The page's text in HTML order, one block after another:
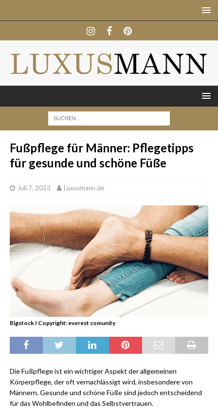
Fußpflege für Männer: Pflegetipps
für gesunde und schöne Füße
Juli 7, 2023 Luxusmann.de
Bigstock I Copyright: everest comunity
Die Fußpflege ist ein wichtiger Aspekt der allgemeinen
Körperpflege, der oft vernachlässigt wird, insbesondere von
Männern. Gesunde und schöne Füße sind jedoch entscheidend
für das Wohlbefinden und das Selbstvertrauen.